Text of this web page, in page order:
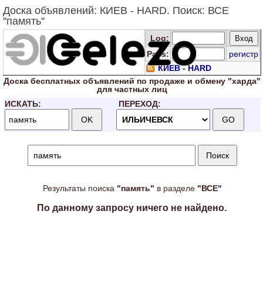
Доска объявлений: КИЕВ - HARD. Поиск: ВСЕ
''память''
Log:
Pass:
регистр
КИЕВ - HARD
Доска бесплатных объявлений по продаже и обмену "харда"
для частных лиц
ИСКАТЬ:
ПЕРЕХОД:
Результаты поиска "память" в разделе "ВСЕ"
По данному запросу ничего не найдено.